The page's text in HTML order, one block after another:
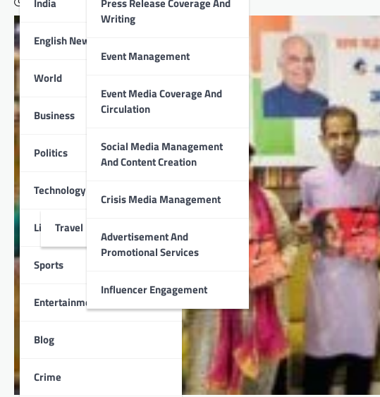
English News
World
Business
Politics
Technology
Lifestyle
Travel
Sports
Entertainment
Blog
Crime
Writing
Event Management
Event Media Coverage And
Circulation
Social Media Management
And Content Creation
Crisis Media Management
Advertisement And
Promotional Services
Influencer Engagement